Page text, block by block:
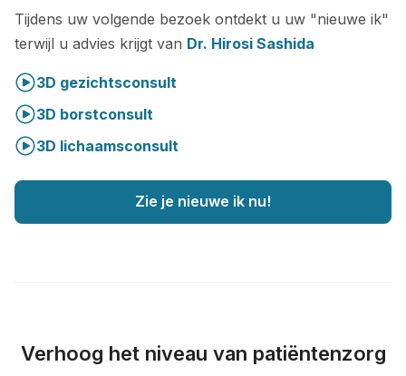
Tijdens uw volgende bezoek ontdekt u uw "nieuwe ik"
terwijl u advies krijgt van Dr. Hirosi Sashida
3D gezichtsconsult
3D borstconsult
3D lichaamsconsult
Zie je nieuwe ik nu!
Verhoog het niveau van patiëntenzorg